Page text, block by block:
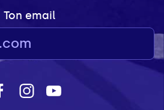
Ton email